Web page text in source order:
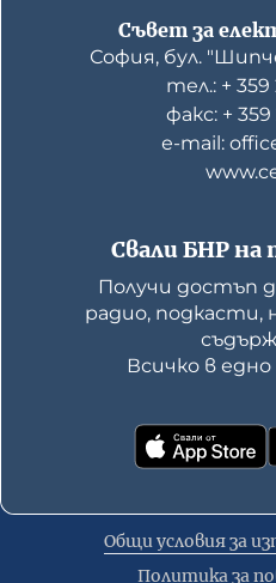
Свали БНР на
Получи достъп
радио, подкасти,
Всичко в
Съвет за
София, бул.
тел.: + 359
факс: +
е-mail:
Общи условия за
Политика за